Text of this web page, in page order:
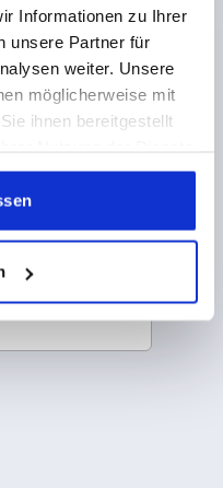
Informationen zu Ihrer
unsere Partner für
weiter. Unsere
möglicherweise mit
ihnen bereitgestellt
newsletter now
know about exclusive
promotions!